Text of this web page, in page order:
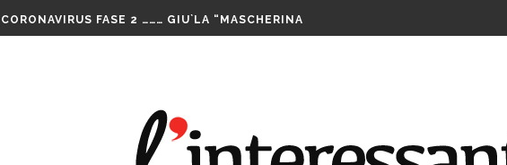
CORONAVIRUS FASE 2 ……… GIU`LA “MASCHERINA
LA MUSICA DELLA GATTA CENERENTOLA COME PASS PER...
DA CONSUMARCI PREFERIBILMENTE DOPO MORTI: OFFICINA TEATRO INCANTA...
VALERIO BIANCHINI E LE SUE … BOMBE. AMARCORD...
CASO WEINSTEIN. DITE ALLE DONNE CHE NON SIAMO...